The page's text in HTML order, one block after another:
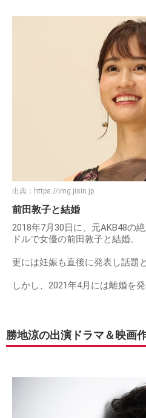
出典： https://img.jisin.jp
前田敦子と結婚
2018年7月30日に、元AKB48の
ドルで女優の前田敦子と結婚。
更には妊娠も直後に発表し話題
しかし、2021年4月には離婚を発
勝地涼の出演ドラマ＆映画